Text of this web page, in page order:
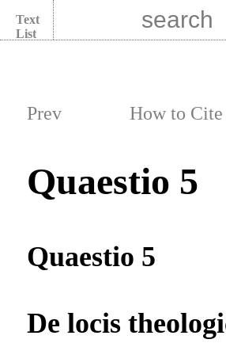
Text
List
Prev How to Cite
Quaestio 5
Quaestio 5
De locis